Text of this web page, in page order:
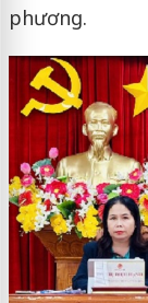
phương.